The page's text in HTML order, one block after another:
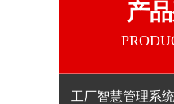
产
工厂智慧管理系统